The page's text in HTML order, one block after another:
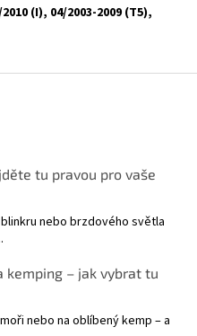
(I), 04/2003-2009 (T5),
tu pravou pro vaše
nebo brzdového světla
kemping – jak vybrat tu
nebo na oblíbený kemp – a